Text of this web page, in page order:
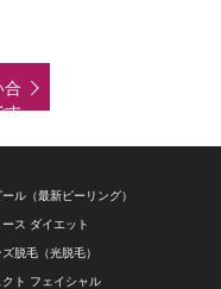
す
ル（最新ピーリング）
ス ダイエット
脱毛（光脱毛）
クト フェイシャル